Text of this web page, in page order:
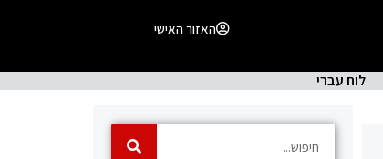
האזור האישי
לוח עברי